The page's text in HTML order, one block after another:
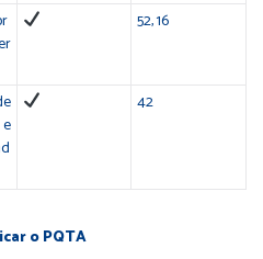
52, 16
42
o PQTA